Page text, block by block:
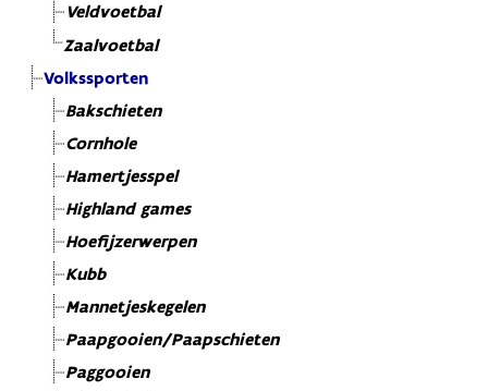
Veldvoetbal
Zaalvoetbal
Volkssporten
Bakschieten
Cornhole
Hamertjesspel
Highland games
Hoefijzerwerpen
Kubb
Mannetjeskegelen
Paapgooien/Paapschieten
Paggooien